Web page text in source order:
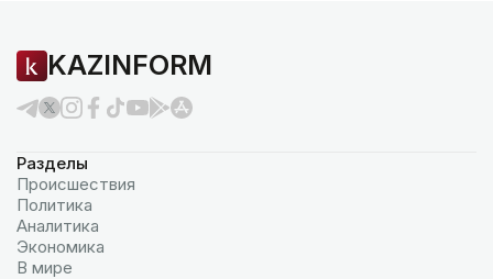
KAZINFORM
Разделы
Происшествия
Политика
Аналитика
Экономика
В мире